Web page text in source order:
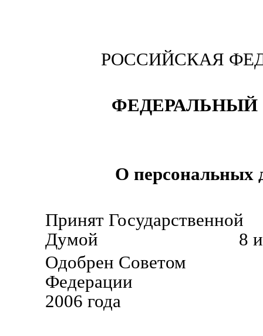
РОССИЙСКАЯ
ФЕДЕРАЛЬНЫЙ
О персональных
Принят Государственной
Думой 8 июля
Одобрен Советом
Федерации
2006 года